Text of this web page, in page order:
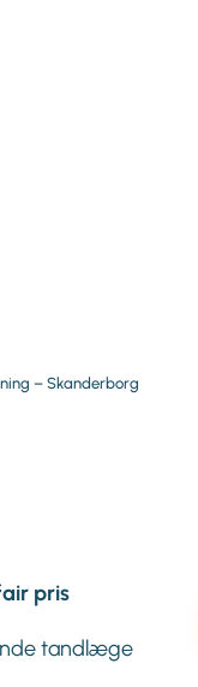
– Skanderborg
pris
tandlæge